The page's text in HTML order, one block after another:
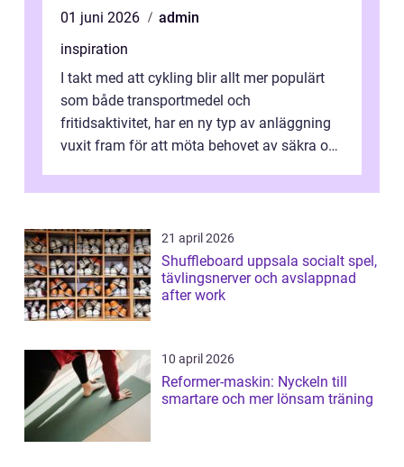
01 juni 2026
admin
inspiration
I takt med att cykling blir allt mer populärt
som både transportmedel och
fritidsaktivitet, har en ny typ av anläggning
vuxit fram för att möta behovet av säkra och
21 april 2026
Shuffleboard uppsala socialt spel,
tävlingsnerver och avslappnad
after work
10 april 2026
Reformer-maskin: Nyckeln till
smartare och mer lönsam träning